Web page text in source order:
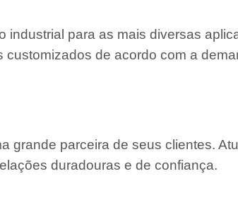
para as mais diversas
de acordo com a
grande parceira de seus clientes.
duradouras e de confiança.